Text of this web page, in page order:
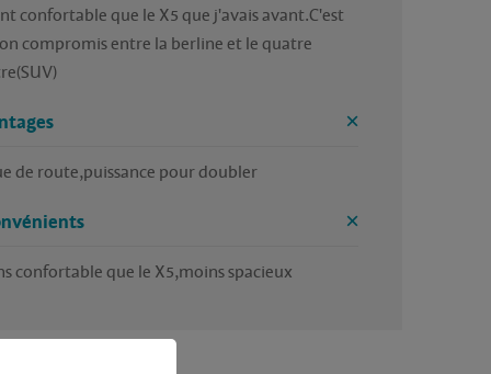
confortable que le X5 que j'avais avant.C'est
compromis entre la berline et le quatre
de route,puissance pour doubler
confortable que le X5,moins spacieux